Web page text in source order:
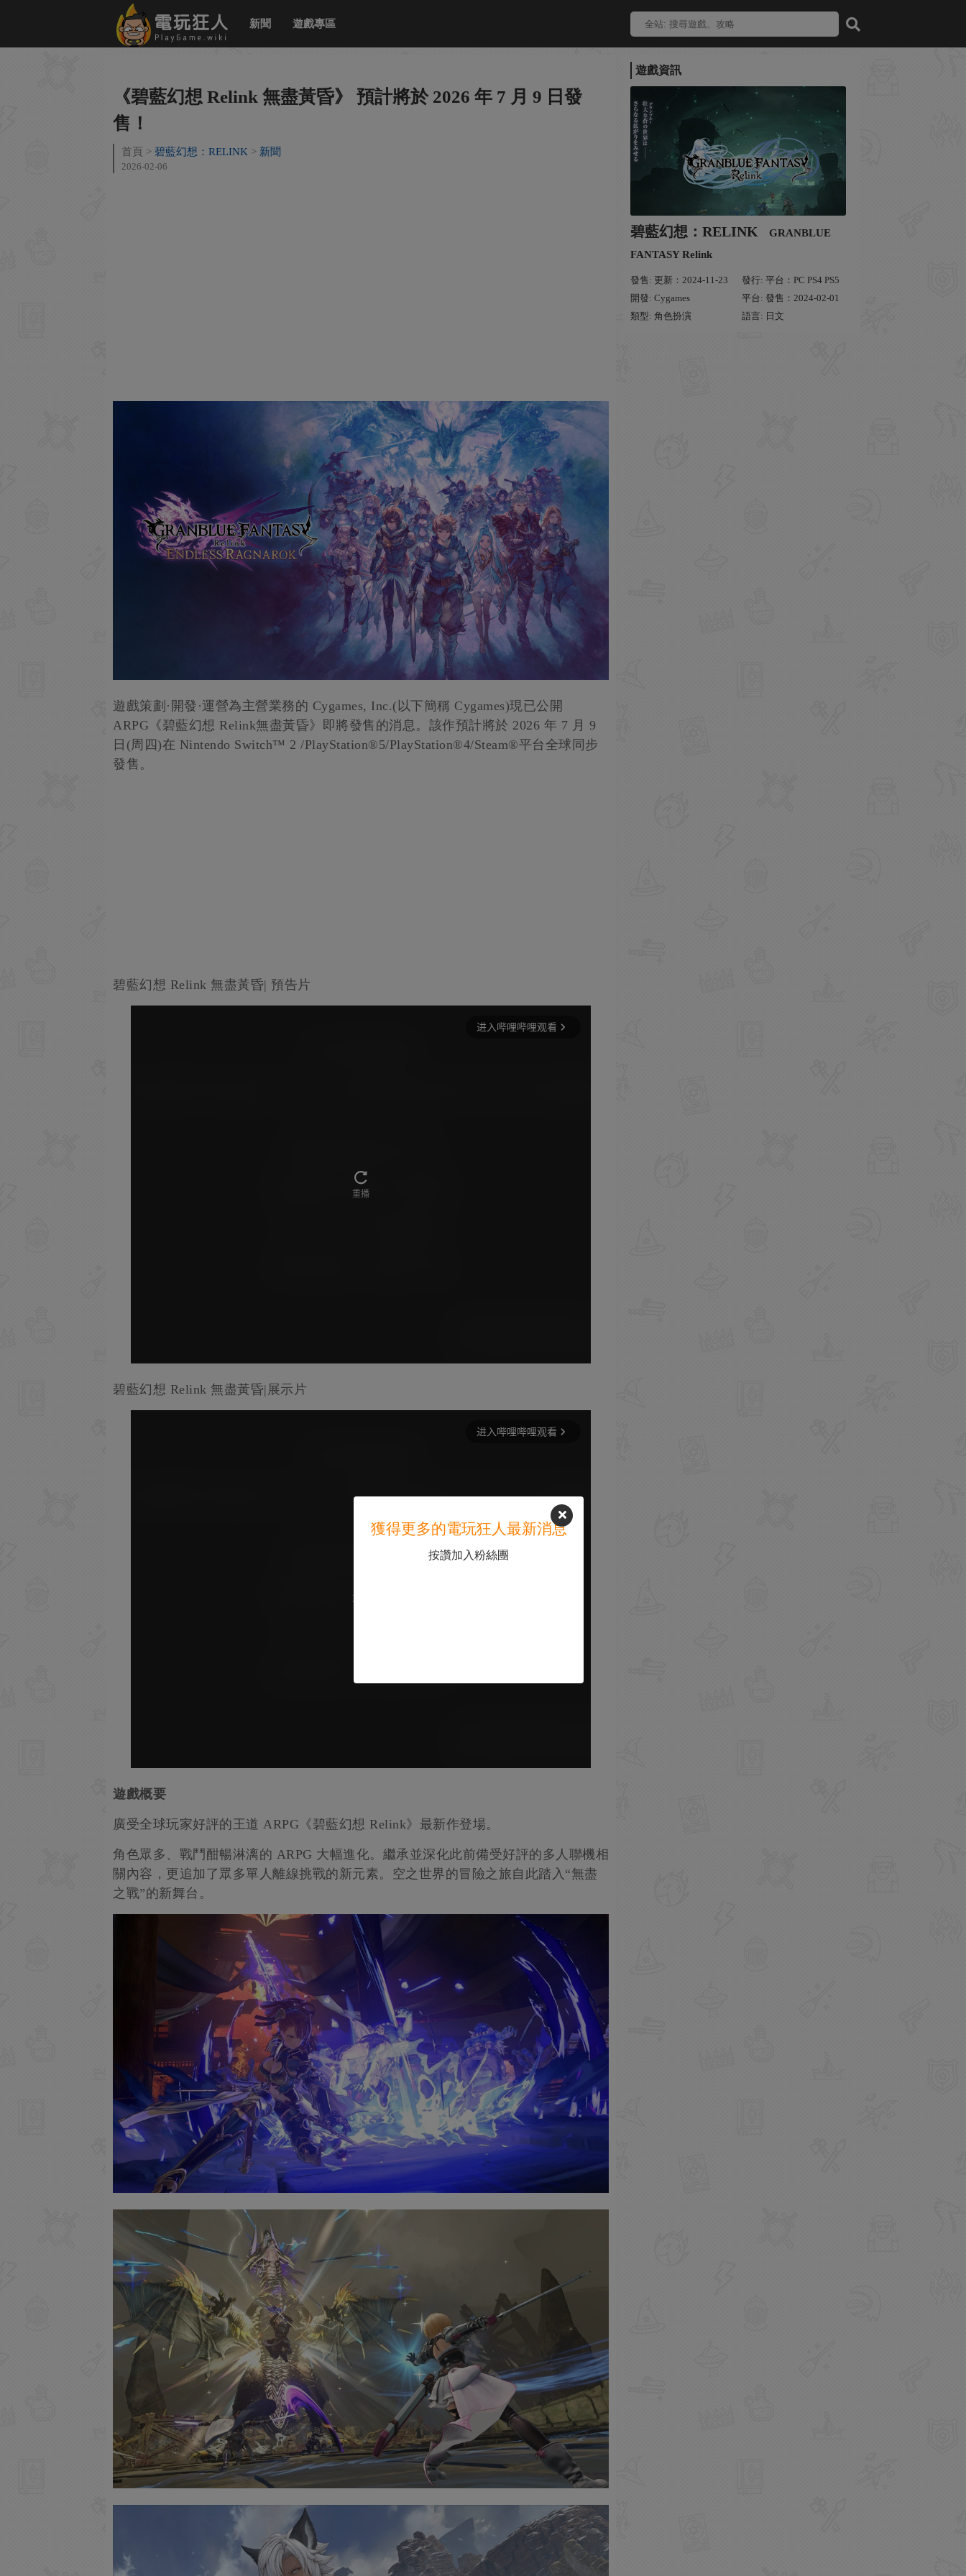
新聞 遊戲專區
遊戲資訊
碧藍幻想：RELINK
GRANBLUE
FANTASY Relink
發售: 更新：2024-11-23
發行: 平台：PC PS4 PS5
開發: Cygames
平台: 發售：2024-02-01
類型: 角色扮演
語言: 日文
《碧藍幻想 Relink 無盡黃昏》 預計將於 2026 年 7 月 9 日發
售！
首頁 碧藍幻想：RELINK 新聞
2026-02-06
遊戲策劃·開發·運營為主營業務的 Cygames, Inc.(以下簡稱 Cygames)現已公開
ARPG《碧藍幻想 Relink無盡黃昏》即將發售的消息。該作預計將於 2026 年 7 月 9
日(周四)在 Nintendo Switch™ 2 /PlayStation®5/PlayStation®4/Steam®平台全球同步
發售。
碧藍幻想 Relink 無盡黃昏| 預告片
碧藍幻想 Relink 無盡黃昏|展示片
遊戲概要
廣受全球玩家好評的王道 ARPG《碧藍幻想 Relink》最新作登場。
角色眾多、戰鬥酣暢淋漓的 ARPG 大幅進化。繼承並深化此前備受好評的多人聯機相
關內容，更追加了眾多單人離線挑戰的新元素。空之世界的冒險之旅自此踏入“無盡
之戰”的新舞台。
獲得更多的電玩狂人最新消息
按讚加入粉絲團